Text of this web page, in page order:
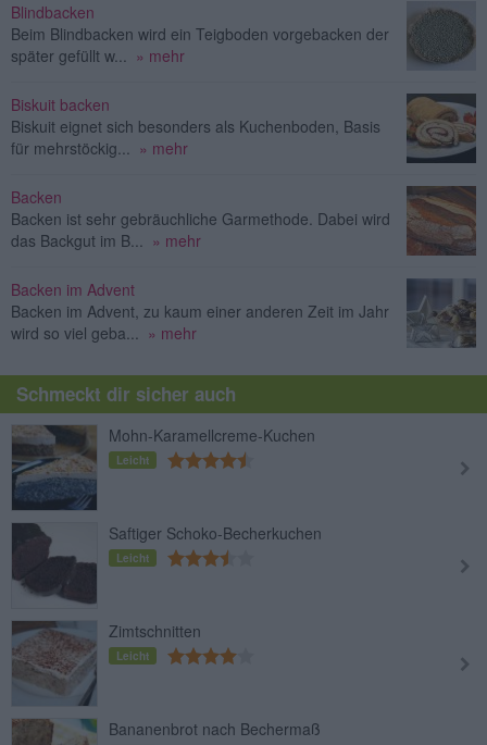
Blindbacken
Beim Blindbacken wird ein Teigboden vorgebacken der
später gefüllt w... » mehr
Biskuit backen
Biskuit eignet sich besonders als Kuchenboden, Basis
für mehrstöckig... » mehr
Backen
Backen ist sehr gebräuchliche Garmethode. Dabei wird
das Backgut im B... » mehr
Backen im Advent
Backen im Advent, zu kaum einer anderen Zeit im Jahr
wird so viel geba... » mehr
Schmeckt dir sicher auch
Mohn-Karamellcreme-Kuchen
Leicht
Saftiger Schoko-Becherkuchen
Leicht
Zimtschnitten
Leicht
Bananenbrot nach Bechermaß